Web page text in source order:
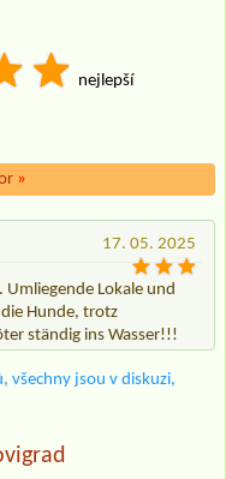
nejlepší
»
17. 05. 2025
Lokale und
Hunde, trotz
ständig ins Wasser!!!
všechny jsou v diskuzi,